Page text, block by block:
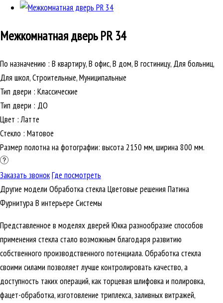
Межкомнатная дверь PR 34
По назначению : В квартиру, В офис, В дом, В гостиницу, Для больниц,
Для школ, Строительные, Муниципальные
Тип двери : Классические
Тип двери : ДО
Цвет :Латте
Стекло : Матовое
Размер полотна на фотографии: высота 2150 мм, ширина 800 мм.
Заказать звонокГде посмотреть
Другие модели Обработка стеклаЦветовые решения Патина
ФурнитураВ интерьере Cистемы
Представленное в моделях дверей Юкка разнообразие способов
применения стекла стало возможным благодаря развитию
собственного производственного потенциала. Обработка стекла
своими силами позволяет лучше контролировать качество, а
доступность таких операций, как торцевая шлифовка и полировка,
фацет-обработка, изготовление триплекса, заливных витражей,